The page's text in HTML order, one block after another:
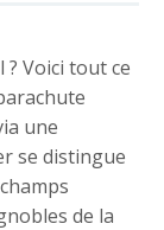
? Voici tout ce
une
se distingue
de la